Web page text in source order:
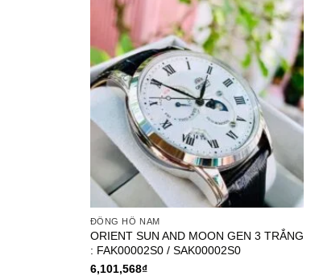
ĐỒNG HỒ NAM
ORIENT SUN AND MOON GEN 3 TRẮNG
: FAK00002S0 / SAK00002S0
6,101,568₫